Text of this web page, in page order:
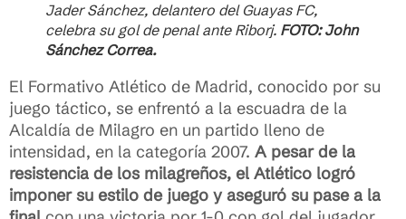
Jader Sánchez, delantero del Guayas FC,
celebra su gol de penal ante Riborj. FOTO: John
Sánchez Correa.
El Formativo Atlético de Madrid, conocido por su
juego táctico, se enfrentó a la escuadra de la
Alcaldía de Milagro en un partido lleno de
intensidad, en la categoría 2007. A pesar de la
resistencia de los milagreños, el Atlético logró
imponer su estilo de juego y aseguró su pase a la